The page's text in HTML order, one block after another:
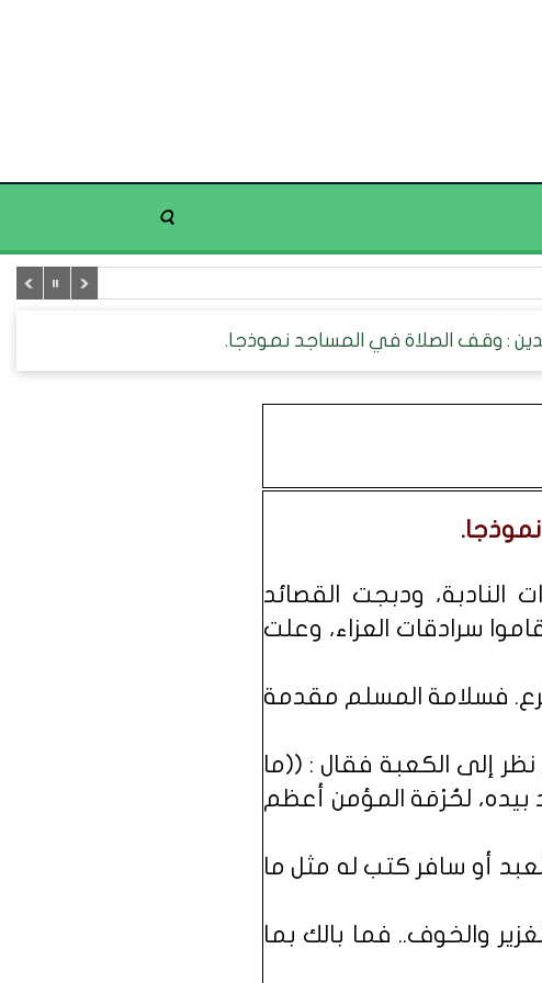
: وقف الصلاة في المساجد نموذجا.
النادبة، ودبجت القصائد
سرادقات العزاء، وعلت
فسلامة المسلم مقدمة
إلى الكعبة فقال : ((ما
لحُرْمَة المؤمن أعظم
أو سافر كتب له مثل ما
والخوف.. فما بالك بما